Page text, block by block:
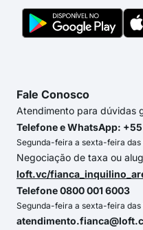
Fale Conosco
Atendimento para dúvidas
Telefone e WhatsApp:
Segunda-feira a sexta-feira das
Negociação de taxa ou
loft.vc/
Telefone 0800 001 6003
Segunda-feira a sexta-feira das